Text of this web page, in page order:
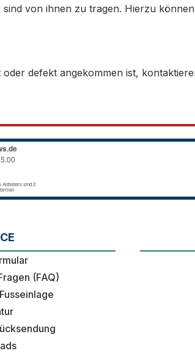
sind von ihnen zu tragen. Hierzu
defekt angekommen ist,
(FAQ)